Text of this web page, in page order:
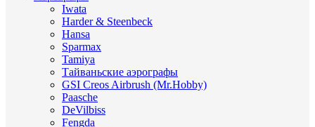
Iwata
Harder & Steenbeck
Hansa
Sparmax
Tamiya
Тайваньские аэрографы
GSI Creos Airbrush (Mr.Hobby)
Paasche
DeVilbiss
Fengda